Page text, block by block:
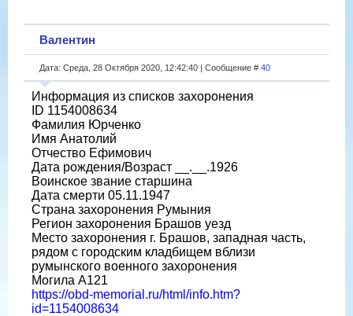
Валентин
Дата: Среда, 28 Октября 2020, 12:42:40 | Сообщение # 40
Информация из списков захоронения
ID 1154008634
Фамилия Юрченко
Имя Анатолий
Отчество Ефимович
Дата рождения/Возраст __.__.1926
Воинское звание старшина
Дата смерти 05.11.1947
Страна захоронения Румыния
Регион захоронения Брашов уезд
Место захоронения г. Брашов, западная часть,
рядом с городским кладбищем вблизи
румынского военного захоронения
Могила A121
https://obd-memorial.ru/html/info.htm?
id=1154008634